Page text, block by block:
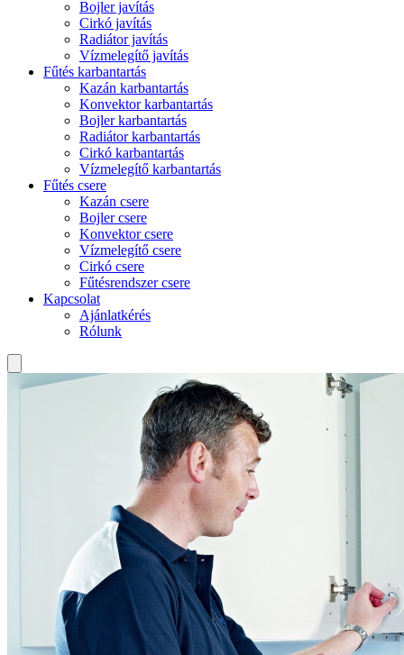
Bojler javítás
Cirkó javítás
Radiátor javítás
Vízmelegítő javítás
Fűtés karbantartás
Kazán karbantartás
Konvektor karbantartás
Bojler karbantartás
Radiátor karbantartás
Cirkó karbantartás
Vízmelegítő karbantartás
Fűtés csere
Kazán csere
Bojler csere
Konvektor csere
Vízmelegítő csere
Cirkó csere
Fűtésrendszer csere
Kapcsolat
Ajánlatkérés
Rólunk